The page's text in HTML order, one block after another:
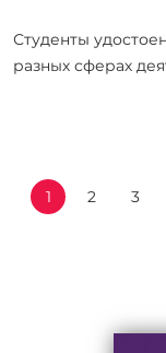
Студенты
разных сферах
1 2 3